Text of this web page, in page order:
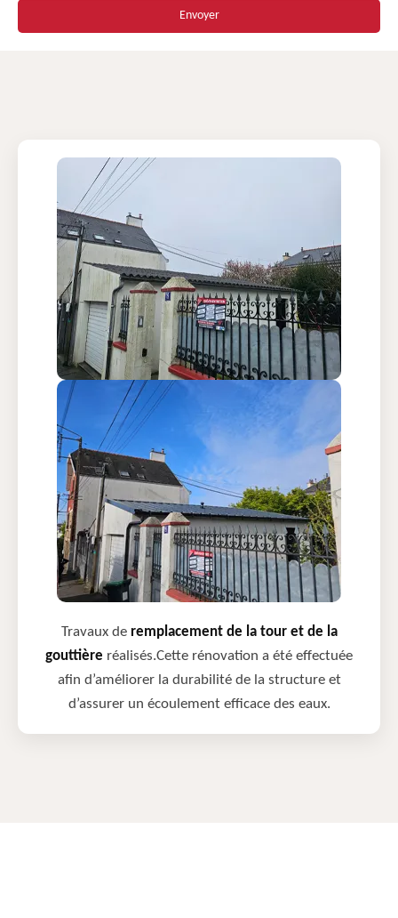
Travaux de remplacement de la tour et de la
gouttière réalisés.Cette rénovation a été effectuée
afin d’améliorer la durabilité de la structure et
d’assurer un écoulement efficace des eaux.